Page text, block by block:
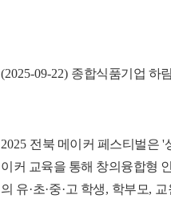
(2025-09-22) 종합식품기업 하림
2025 전북 메이커 페스티벌은 '
이커 교육을 통해 창의융합형
의 유·초·중·고 학생, 학부모, 교